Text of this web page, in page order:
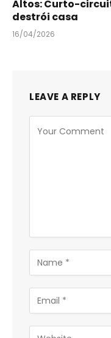
Altos: Curto-
destrói casa
16/04/2026
LEAVE A REPLY